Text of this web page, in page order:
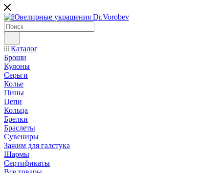
Каталог
Броши
Кулоны
Серьги
Колье
Пины
Цепи
Кольца
Брелки
Браслеты
Сувениры
Зажим для галстука
Шармы
Сертификаты